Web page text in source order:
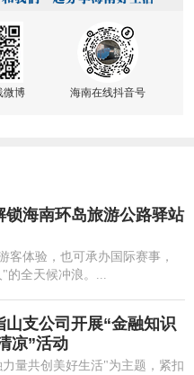
微博 海南在线抖音号
锁海南环岛旅游公路驿站
客体验，也可承办国际赛事，
全天候冲浪。...
山支公司开展“金融知识
凉”活动
量共创美好生活"为主题，紧扣